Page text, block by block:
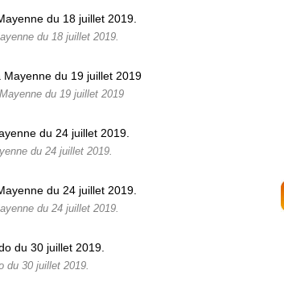
du 18 juillet 2019.
du 19 juillet 2019
du 24 juillet 2019.
du 24 juillet 2019.
du 30 juillet 2019.